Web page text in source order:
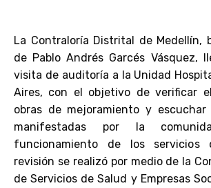
La Contraloría Distrital de Medellín,
de Pablo Andrés Garcés Vásquez,
visita de auditoría a la Unidad
Aires, con el objetivo de verificar
obras de mejoramiento y
manifestadas por la
funcionamiento de los servicios
revisión se realizó por medio de la
de Servicios de Salud y Empresas